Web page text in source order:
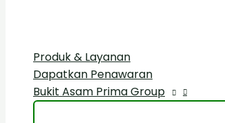
Produk & Layanan
Dapatkan Penawaran
Bukit Asam Prima Group